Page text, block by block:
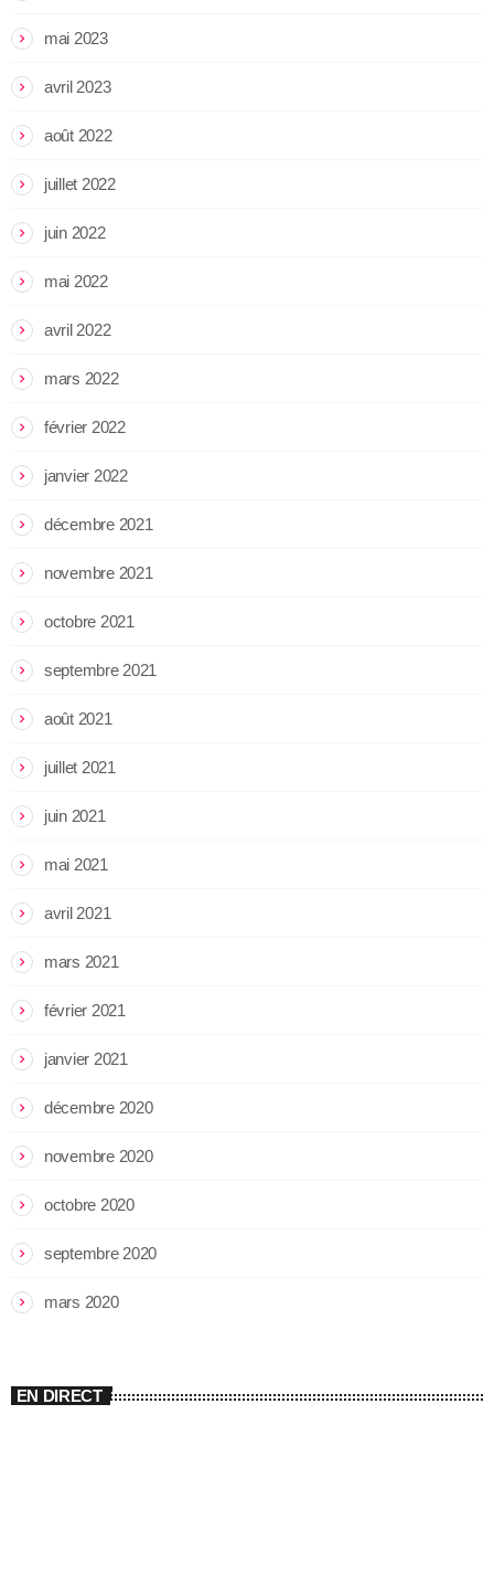
mai 2023
avril 2023
août 2022
juillet 2022
juin 2022
mai 2022
avril 2022
mars 2022
février 2022
janvier 2022
décembre 2021
novembre 2021
octobre 2021
septembre 2021
août 2021
juillet 2021
juin 2021
mai 2021
avril 2021
mars 2021
février 2021
janvier 2021
décembre 2020
novembre 2020
octobre 2020
septembre 2020
mars 2020
EN DIRECT